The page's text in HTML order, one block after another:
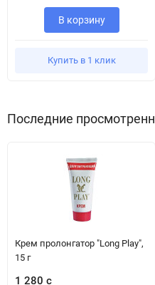
В корзину
Купить в 1 клик
Последние
Крем пролонгатор "Long Play",
15 г
1 280 с